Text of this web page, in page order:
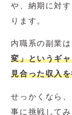
や、納期に対
ります。
内職系の副業は
変」というギ
見合った収入
せっかくなら
事に挑戦して